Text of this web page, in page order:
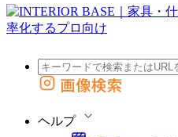
外部サイトの商品をカートに追加
画像検索
ヘルプ